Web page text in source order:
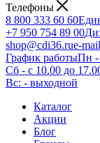
Телефоны
8 800 333 60 60
+7 950 754 89 00
shop@cdi36.rue-
График работыПн -
Сб - с 10.00 до
Вс: - выходной
Каталог
Акции
Блог